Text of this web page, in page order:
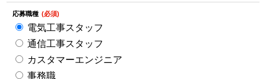
応募職種
電気工事スタッフ
通信工事スタッフ
カスタマーエンジニア
事務職